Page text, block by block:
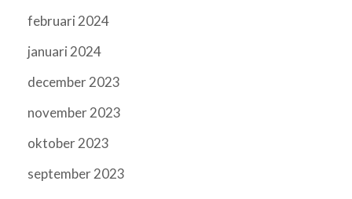
februari 2024
januari 2024
december 2023
november 2023
oktober 2023
september 2023